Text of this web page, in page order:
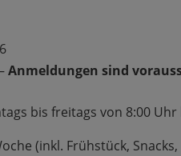
Anmeldungen sind
bis freitags von 8:00
(inkl. Frühstück,